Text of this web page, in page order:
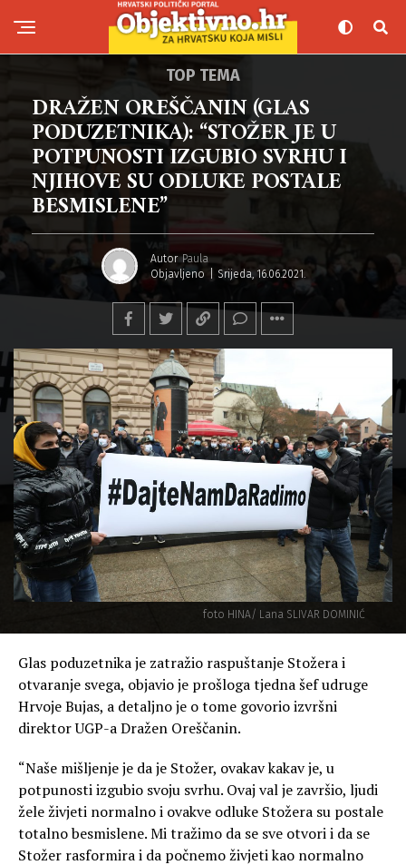
foto HINA/ Lana SLIVAR DOMINIĆ
TOP TEMA
DRAŽEN OREŠČANIN (GLAS
PODUZETNIKA): “STOŽER JE U
POTPUNOSTI IZGUBIO SVRHU I
NJIHOVE SU ODLUKE POSTALE
BESMISLENE”
Autor Paula
Objavljeno
Srijeda, 16.06.2021.
Glas poduzetnika je zatražio raspuštanje Stožera i
otvaranje svega, objavio je prošloga tjedna šef udruge
Hrvoje Bujas, a detaljno je o tome govorio izvršni
direktor UGP-a Dražen Oreščanin.
“Naše mišljenje je da je Stožer, ovakav kakav je, u
potpunosti izgubio svoju svrhu. Ovaj val je završio, ljudi
žele živjeti normalno i ovakve odluke Stožera su postale
totalno besmislene. Mi tražimo da se sve otvori i da se
Stožer rasformira i da počnemo živjeti kao normalno